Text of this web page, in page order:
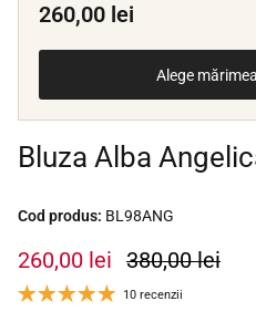
260,00 lei
Alege
Bluza Alba
Cod produs: BL98ANG
260,00 lei 380,00 lei
10 recenzii